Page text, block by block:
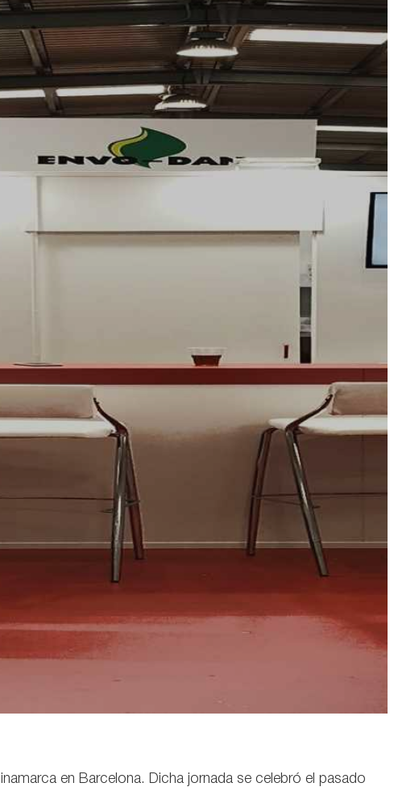
en Barcelona. Dicha jornada se celebró el pasado